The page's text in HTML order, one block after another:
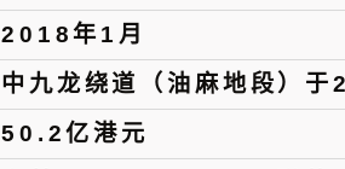
2018年1月
中九龙绕道（油麻地段）
50.2亿港元